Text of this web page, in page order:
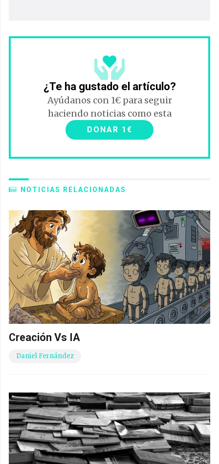
¿Te ha gustado el artículo?
Ayúdanos con 1€ para seguir
haciendo noticias como esta
DONAR 1€
NOTICIAS RELACIONADAS
Creación Vs IA
Daniel Fernández